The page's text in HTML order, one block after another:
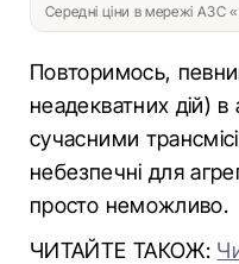
Середні ціни в мережі АЗС
Повторимось,
неадекватних дій) в
сучасними
небезпечні для
просто неможливо.
ЧИТАЙТЕ ТАКОЖ: